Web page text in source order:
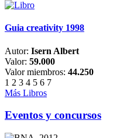
Guia creativity 1998
Autor: Isern Albert
Valor: 59.000
Valor miembros: 44.250
1 2 3 4 5 6 7
Más Libros
Eventos y concursos